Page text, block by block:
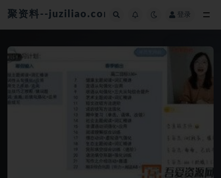
聚资料--juziliao.com--全网资料整合平台
登录